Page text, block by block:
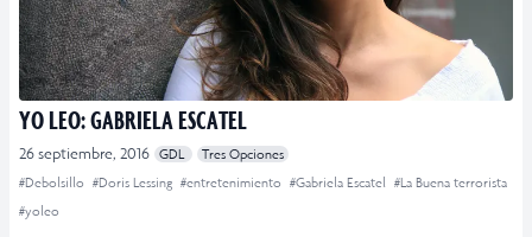
YO LEO: GABRIELA ESCATEL
26 septiembre, 2016 GDL
Tres Opciones
#Debolsillo #Doris Lessing #entretenimiento #Gabriela Escatel #La Buena terrorista
#yoleo